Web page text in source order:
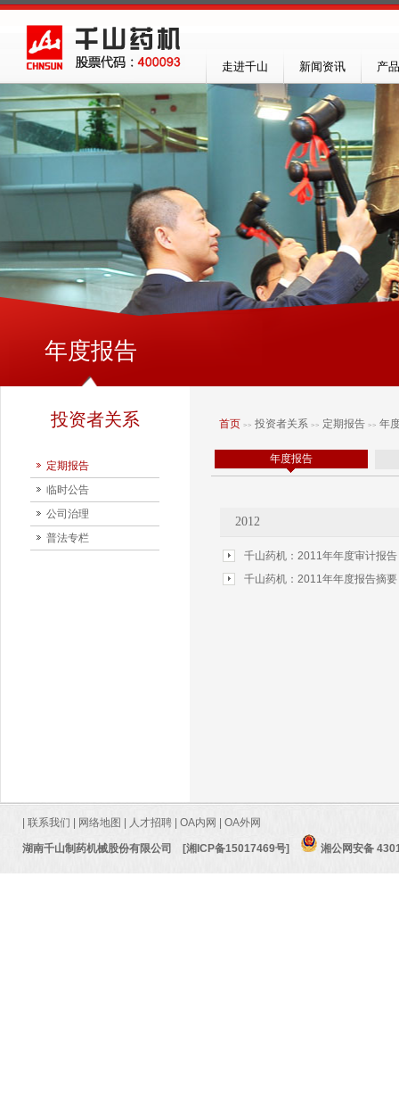
走进千山 新闻资讯 产
年度报告
投资者关系
定期报告
临时公告
公司治理
普法专栏
首页 >> 投资者关系 >> 定期报告 >> 年
年度报告
2012
千山药机：2011年年度审计报告
千山药机：2011年年度报告摘要
联系我们 网络地图 人才招聘 OA内网 OA外网
湖南千山制药机械股份有限公司 [湘ICP备15017469号] 湘公网安备